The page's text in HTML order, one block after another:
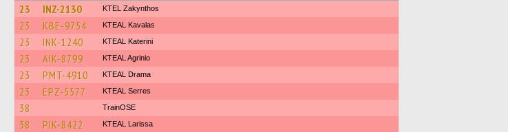
23 INZ-2130 KTEL Zakynthos
23 KBE-9754 KTEAL Kavalas
23 INK-1240 KTEAL Katerini
23 AIK-8799 KTEAL Agrinio
23 PMT-4910 KTEAL Drama
23 EPZ-5577 KTEAL Serres
38 TrainΟSE
38 PIK-8422 KTEAL Larissa